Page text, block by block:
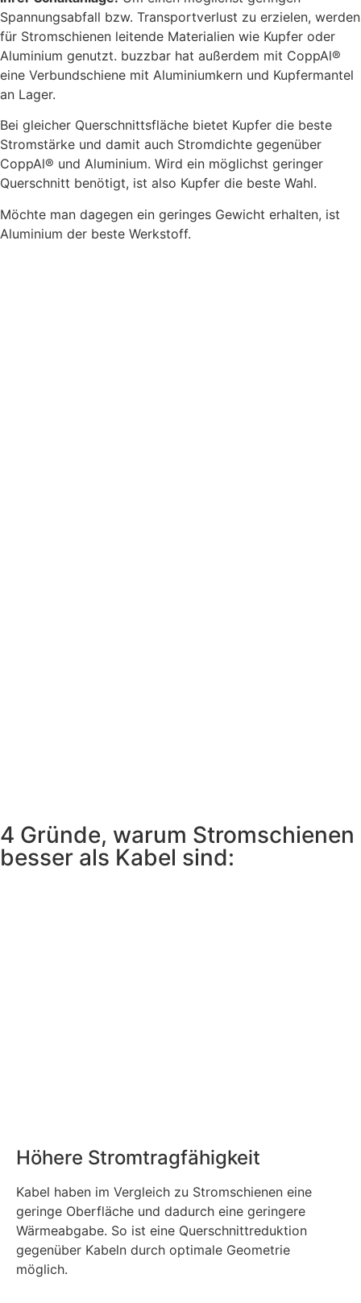
Spannungsabfall bzw. Transportverlust zu erzielen, werden
für Stromschienen leitende Materialien wie Kupfer oder
Aluminium genutzt. buzzbar hat außerdem mit CoppAl®
eine Verbundschiene mit Aluminiumkern und Kupfermantel
an Lager.
Bei gleicher Querschnittsfläche bietet Kupfer die beste
Stromstärke und damit auch Stromdichte gegenüber
CoppAl® und Aluminium. Wird ein möglichst geringer
Querschnitt benötigt, ist also Kupfer die beste Wahl.
Möchte man dagegen ein geringes Gewicht erhalten, ist
Aluminium der beste Werkstoff.
4 Gründe, warum Stromschienen
besser als Kabel sind:
Höhere Stromtragfähigkeit
Kabel haben im Vergleich zu Stromschienen eine
geringe Oberfläche und dadurch eine geringere
Wärmeabgabe. So ist eine Querschnittreduktion
gegenüber Kabeln durch optimale Geometrie
möglich.